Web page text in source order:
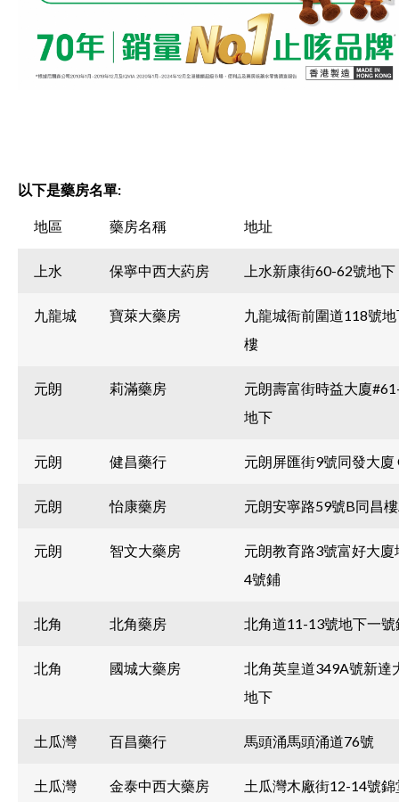
以下是藥房名單:
地區 藥房名稱 地址
上水 保寧中西大葯房 上水新康街60-62號地下
九龍城 寶萊大藥房
九龍城衙前圍道118號
樓
元朗 莉滿藥房
元朗壽富街時益大廈
地下
元朗 健昌藥行 元朗屏匯街9號同發大廈
元朗 怡康藥房 元朗安寧路59號B同昌
元朗 智文大藥房
元朗教育路3號富好大廈
4號鋪
北角 北角藥房 北角道11-13號地下一號
北角 國城大藥房
北角英皇道349A號新達
地下
土瓜灣 百昌藥行 馬頭涌馬頭涌道76號
土瓜灣 金泰中西大藥房
土瓜灣木廠街12-14號錦